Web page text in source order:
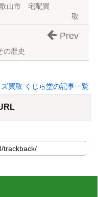
山市 宅配買
取
の歴史
Prev
買取 くじら堂の記事一覧